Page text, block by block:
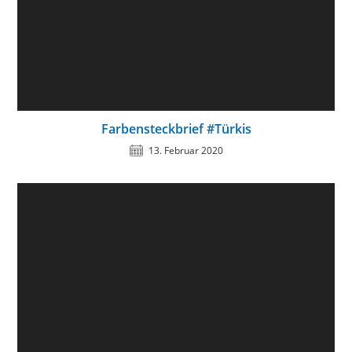
Farbensteckbrief #Türkis
13. Februar 2020